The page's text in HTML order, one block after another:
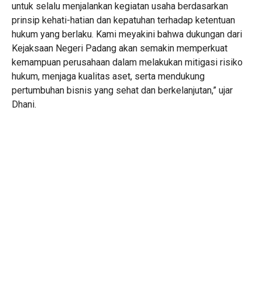
untuk selalu menjalankan kegiatan usaha berdasarkan
prinsip kehati-hatian dan kepatuhan terhadap ketentuan
hukum yang berlaku. Kami meyakini bahwa dukungan dari
Kejaksaan Negeri Padang akan semakin memperkuat
kemampuan perusahaan dalam melakukan mitigasi risiko
hukum, menjaga kualitas aset, serta mendukung
pertumbuhan bisnis yang sehat dan berkelanjutan,” ujar
Dhani.